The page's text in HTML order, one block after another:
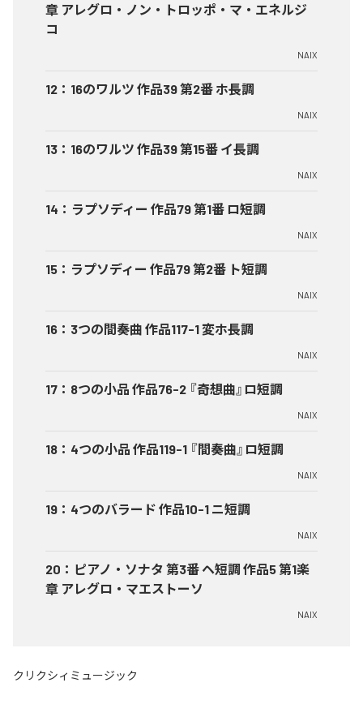
章 アレグロ・ノン・トロッポ・マ・エネルジ
コ
NAIX
12 ： 16のワルツ 作品39 第2番 ホ長調
NAIX
13 ： 16のワルツ 作品39 第15番 イ長調
NAIX
14 ： ラプソディー 作品79 第1番 ロ短調
NAIX
15 ： ラプソディー 作品79 第2番 ト短調
NAIX
16 ： 3つの間奏曲 作品117-1 変ホ長調
NAIX
17 ： 8つの小品 作品76-2 『奇想曲』ロ短調
NAIX
18 ： 4つの小品 作品119-1 『間奏曲』ロ短調
NAIX
19 ： 4つのバラード 作品10-1 ニ短調
NAIX
20 ： ピアノ・ソナタ 第3番 ヘ短調 作品5 第1楽
章 アレグロ・マエストーソ
NAIX
クリクシィミュージック